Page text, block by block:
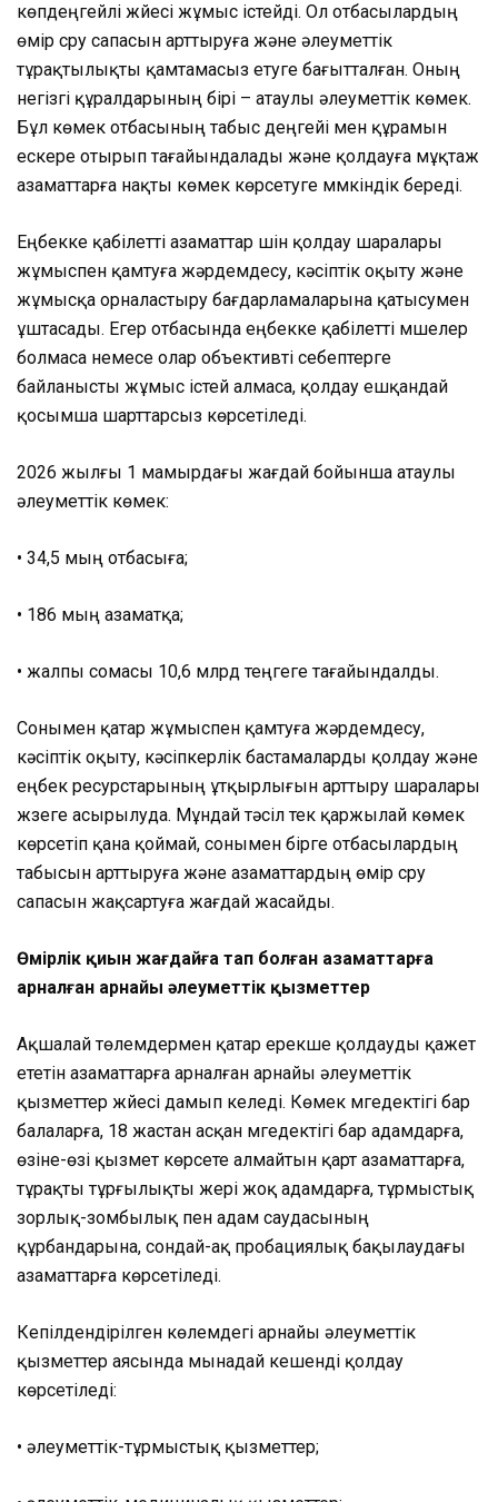
көпдеңгейлі жүйесі жұмыс істейді. Ол отбасылардың
өмір сүру сапасын арттыруға және әлеуметтік
тұрақтылықты қамтамасыз етуге бағытталған. Оның
негізгі құралдарының бірі – атаулы әлеуметтік көмек.
Бұл көмек отбасының табыс деңгейі мен құрамын
ескере отырып тағайындалады және қолдауға мұқтаж
азаматтарға нақты көмек көрсетуге мүмкіндік береді.
Еңбекке қабілетті азаматтар үшін қолдау шаралары
жұмыспен қамтуға жәрдемдесу, кәсіптік оқыту және
жұмысқа орналастыру бағдарламаларына қатысумен
ұштасады. Егер отбасында еңбекке қабілетті мүшелер
болмаса немесе олар объективті себептерге
байланысты жұмыс істей алмаса, қолдау ешқандай
қосымша шарттарсыз көрсетіледі.
2026 жылғы 1 мамырдағы жағдай бойынша атаулы
әлеуметтік көмек:
• 34,5 мың отбасыға;
• 186 мың азаматқа;
• жалпы сомасы 10,6 млрд теңгеге тағайындалды.
Сонымен қатар жұмыспен қамтуға жәрдемдесу,
кәсіптік оқыту, кәсіпкерлік бастамаларды қолдау және
еңбек ресурстарының ұтқырлығын арттыру шаралары
жүзеге асырылуда. Мұндай тәсіл тек қаржылай көмек
көрсетіп қана қоймай, сонымен бірге отбасылардың
табысын арттыруға және азаматтардың өмір сүру
сапасын жақсартуға жағдай жасайды.
Өмірлік қиын жағдайға тап болған азаматтарға
арналған арнайы әлеуметтік қызметтер
Ақшалай төлемдермен қатар ерекше қолдауды қажет
ететін азаматтарға арналған арнайы әлеуметтік
қызметтер жүйесі дамып келеді. Көмек мүгедектігі бар
балаларға, 18 жастан асқан мүгедектігі бар адамдарға,
өзіне-өзі қызмет көрсете алмайтын қарт азаматтарға,
тұрақты тұрғылықты жері жоқ адамдарға, тұрмыстық
зорлық-зомбылық пен адам саудасының
құрбандарына, сондай-ақ пробациялық бақылаудағы
азаматтарға көрсетіледі.
Кепілдендірілген көлемдегі арнайы әлеуметтік
қызметтер аясында мынадай кешенді қолдау
көрсетіледі:
• әлеуметтік-тұрмыстық қызметтер;